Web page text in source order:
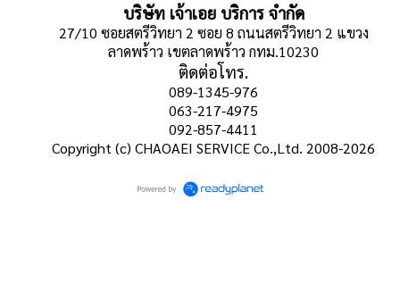
บริษัท เจ้าเอย บริการ จำกัด
27/10 ซอยสตรีวิทยา 2 ซอย 8 ถนนสตรีวิทยา 2 แขวง
ลาดพร้าว เขตลาดพร้าว กทม.10230
ติดต่อโทร.
089-1345-976
063-217-4975
092-857-4411
Copyright (c) CHAOAEI SERVICE Co.,Ltd. 2008-2026